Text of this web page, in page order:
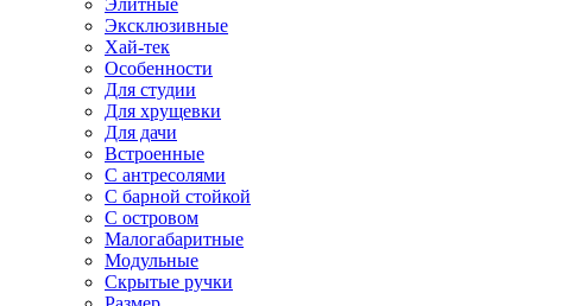
Эксклюзивные
Хай-тек
Особенности
Для студии
Для хрущевки
Для дачи
Встроенные
С антресолями
С барной стойкой
С островом
Малогабаритные
Модульные
Скрытые ручки